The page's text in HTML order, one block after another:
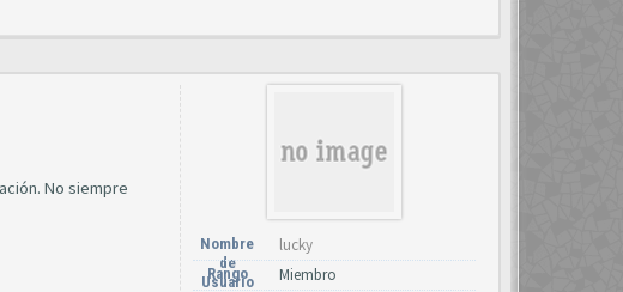
No siempre
Nombre
de
Usuario
lucky
Rango Miembro